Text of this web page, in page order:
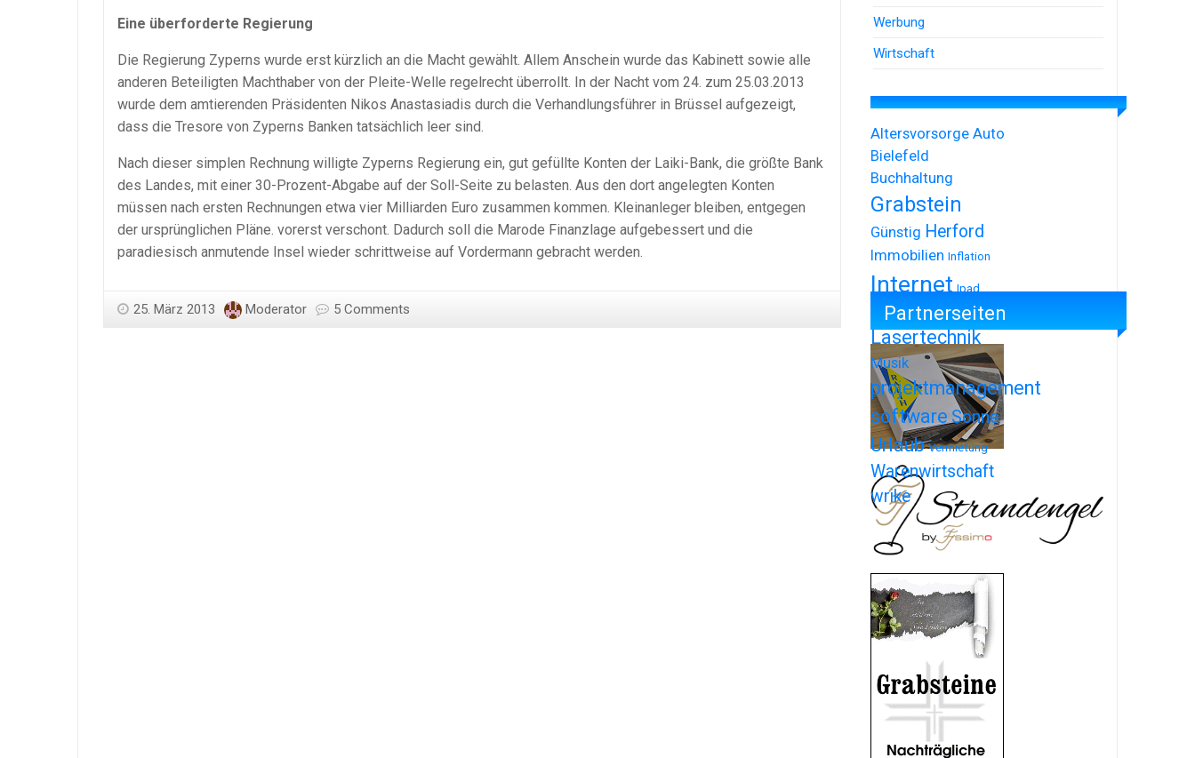
Eine überforderte Regierung
Die Regierung Zyperns wurde erst kürzlich an die Macht gewählt. Allem Anschein wurde das Kabinett sowie alle
anderen Beteiligten Machthaber von der Pleite-Welle regelrecht überrollt. In der Nacht vom 24. zum 25.03.2013
wurde dem amtierenden Präsidenten Nikos Anastasiadis durch die Verhandlungsführer in Brüssel aufgezeigt,
dass die Tresore von Zyperns Banken tatsächlich leer sind.
Nach dieser simplen Rechnung willigte Zyperns Regierung ein, gut gefüllte Konten der Laiki-Bank, die größte Bank
des Landes, mit einer 30-Prozent-Abgabe auf der Soll-Seite zu belasten. Aus den dort angelegten Konten
müssen nach ersten Rechnungen etwa vier Milliarden Euro zusammen kommen. Kleinanleger bleiben, entgegen
der ursprünglichen Pläne. vorerst verschont. Dadurch soll die Marode Finanzlage aufgebessert und die
paradiesisch anmutende Insel wieder schrittweise auf Vordermann gebracht werden.
25. März 2013 Moderator 5 Comments
Werbung
Wirtschaft
Altersvorsorge Auto
Bielefeld
Buchhaltung
Grabstein
Günstig Herford
Immobilien Inflation
Internet Ipad
Iphone
Lasertechnik
Musik
projektmanagement
softwareSonne
Urlaub Vermietung
Warenwirtschaft
wrike
Partnerseiten